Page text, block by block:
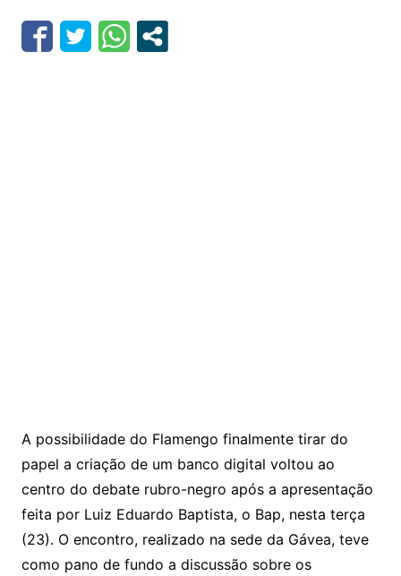
A possibilidade do Flamengo finalmente tirar do
papel a criação de um banco digital voltou ao
centro do debate rubro-negro após a apresentação
feita por Luiz Eduardo Baptista, o Bap, nesta terça
(23). O encontro, realizado na sede da Gávea, teve
como pano de fundo a discussão sobre os